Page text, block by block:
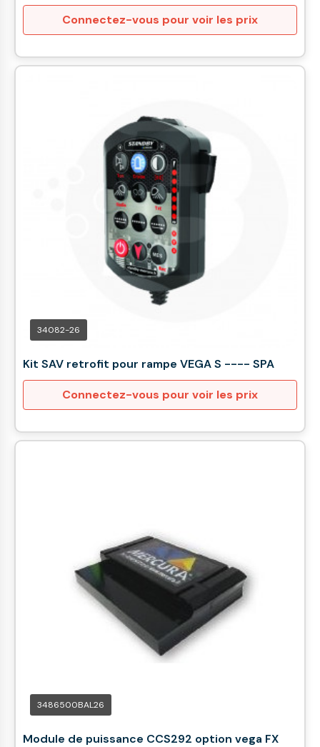
Connectez-vous pour voir les prix
34082-26
Kit SAV retrofit pour rampe VEGA S ---- SPA
Connectez-vous pour voir les prix
3486500BAL26
Module de puissance CCS292 option vega FX